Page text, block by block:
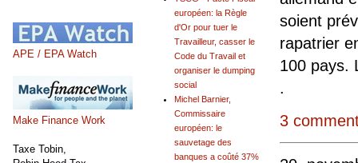
soient
rapatrier
100 pays.
.
3
européen: la Règle
d'Or pour tuer le
Travailleur, casser le
Code du Travail et
organiser le dumping
social
Michel Barnier,
Commissaire
européen: le
sauvetage des
banques a coûté 37%
APE / EPA Watch
Make Finance Work
Taxe Tobin,